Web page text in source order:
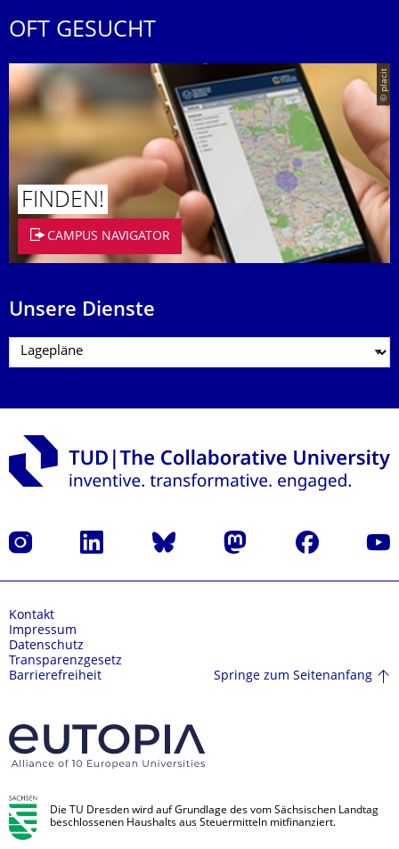
OFT GESUCHT
© placit
FINDEN!
CAMPUS NAVIGATOR
Unsere Dienste
Instagram LinkedIn Bluesky Mastodon Facebook
Kontakt
Impressum
Datenschutz
Transparenzgesetz
Barrierefreiheit
Springe zum Seitenanfang
Die TU Dresden wird auf Grundlage des vom Sächsischen Landtag
beschlossenen Haushalts aus Steuermitteln mitfinanziert.